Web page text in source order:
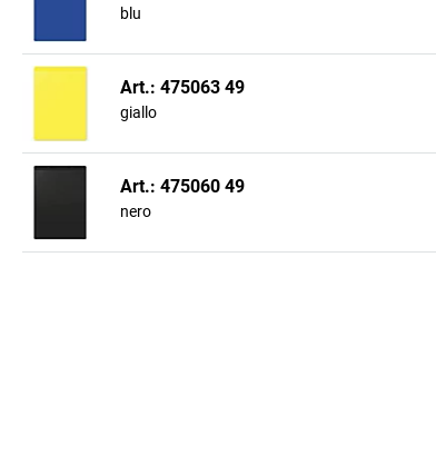
blu
Art.: 475063 49
giallo
Art.: 475060 49
nero